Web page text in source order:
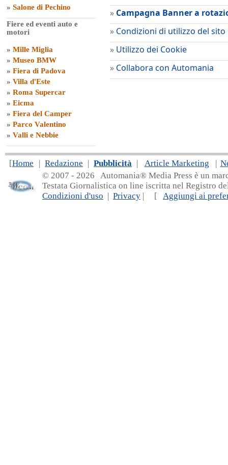
» Salone di Pechino
Fiere ed eventi auto e
motori
» Mille Miglia
» Museo BMW
» Fiera di Padova
» Villa d'Este
» Roma Supercar
» Eicma
» Fiera del Camper
» Parco Valentino
» Valli e Nebbie
» Campagna Banner a
» Condizioni di utilizzo del sito
» Utilizzo dei Cookie
» Collabora con Automania
[Home | Redazione | Pubblicità | Article Marketing |
© 2007 - 2026 Automania® Media Press è un
Testata Giornalistica on line iscritta nel Registro
Condizioni d'uso | Privacy | [ Aggiungi ai